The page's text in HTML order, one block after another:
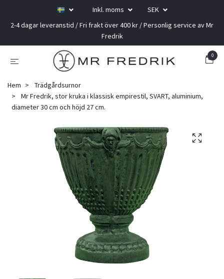
Inkl. moms
SEK
2-4 dagar leveranstid / Fri frakt över 400 kr / Personlig service av Mr
Fredrik
0
Hem
Trädgårdsurnor
Mr Fredrik, stor kruka i klassisk empirestil, SVART, aluminium,
diameter 30 cm och höjd 27 cm.